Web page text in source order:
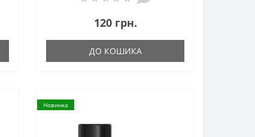
120 грн.
ДО КОШИКА
Новинка